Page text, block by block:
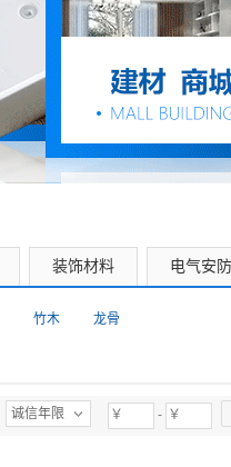
装饰材料 电气安
竹木 龙骨
诚信年限 -